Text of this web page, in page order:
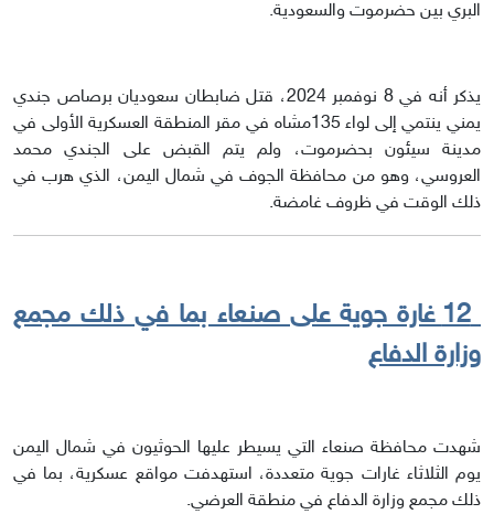
البري بين حضرموت والسعودية.
يذكر أنه في 8 نوفمبر 2024، قتل ضابطان سعوديان برصاص جندي
يمني ينتمي إلى لواء 135مشاه في مقر المنطقة العسكرية الأولى في
مدينة سيئون بحضرموت، ولم يتم القبض على الجندي محمد
العروسي، وهو من محافظة الجوف في شمال اليمن، الذي هرب في
ذلك الوقت في ظروف غامضة.
12 غارة جوية على صنعاء بما في ذلك مجمع
وزارة الدفاع
شهدت محافظة صنعاء التي يسيطر عليها الحوثيون في شمال اليمن
يوم الثلاثاء غارات جوية متعددة، استهدفت مواقع عسكرية، بما في
ذلك مجمع وزارة الدفاع في منطقة العرضي.